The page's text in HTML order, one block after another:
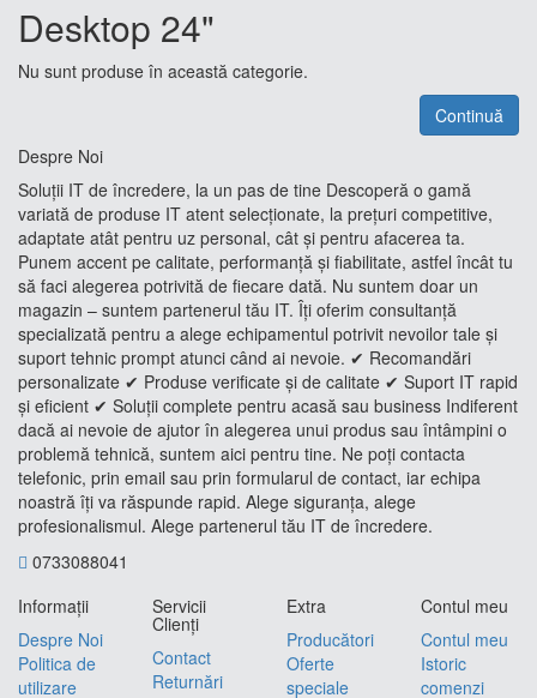
Desktop 24"
Nu sunt produse în această categorie.
Continuă
Despre Noi
Soluții IT de încredere, la un pas de tine Descoperă o gamă
variată de produse IT atent selecționate, la prețuri competitive,
adaptate atât pentru uz personal, cât și pentru afacerea ta.
Punem accent pe calitate, performanță și fiabilitate, astfel încât tu
să faci alegerea potrivită de fiecare dată. Nu suntem doar un
magazin – suntem partenerul tău IT. Îți oferim consultanță
specializată pentru a alege echipamentul potrivit nevoilor tale și
suport tehnic prompt atunci când ai nevoie. ✔ Recomandări
personalizate ✔ Produse verificate și de calitate ✔ Suport IT rapid
și eficient ✔ Soluții complete pentru acasă sau business Indiferent
dacă ai nevoie de ajutor în alegerea unui produs sau întâmpini o
problemă tehnică, suntem aici pentru tine. Ne poți contacta
telefonic, prin email sau prin formularul de contact, iar echipa
noastră îți va răspunde rapid. Alege siguranța, alege
profesionalismul. Alege partenerul tău IT de încredere.
0733088041
Informaţii
Despre Noi
Politica de
utilizare
Servicii
Clienţi
Contact
Returnări
Extra
Producători
Oferte
speciale
Contul meu
Contul meu
Istoric
comenzi